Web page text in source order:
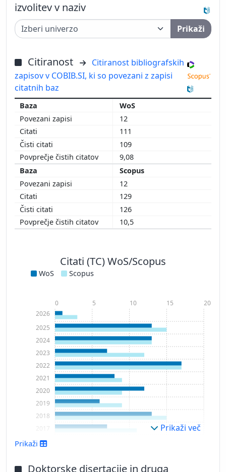
izvolitev v naziv
Prikaži
Citiranost
Citiranost bibliografskih
zapisov v COBIB.SI, ki so povezani z zapisi
citatnih baz
WoS
12
111
109
9,08
Scopus
12
129
126
10,5
Citati (TC) WoS/Scopus
WoS Scopus
2014
2016
2017
2018
2019
2020
2021
2022
2023
2024
2025
2026
0 5 10 15 20
Prikaži več
Prikaži
Doktorske disertacije in druga